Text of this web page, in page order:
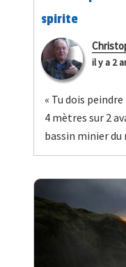
spirite
il y a 2
« Tu dois
4 mètres sur 2
bassin minier du